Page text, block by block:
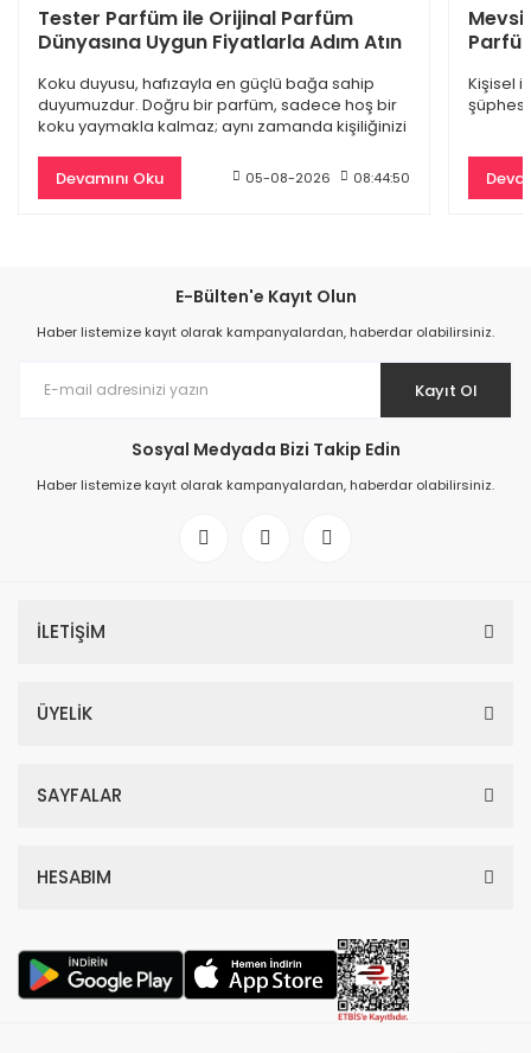
Dior Sauvage Edp Erkek Parfüm 100 Ml
9.500,00 TL
%61
Dior Hypnotic Poison Edp Kadın Parfüm 100 Ml
4.797,00 TL
Tester Parfüm ile Orijinal Parfüm
Dünyasına Uygun Fiyatlarla Adım Atın
Koku duyusu, hafızayla en güçlü bağa sahip
duyumuzdur. Doğru bir parfüm, sadece hoş bir
koku yaymakla kalmaz; aynı zamanda kişiliğinizi
Devamını Oku
05-08-2026 08:44:50
Kişisel
E-Bülten'e Kayıt Olun
Haber listemize kayıt olarak kampanyalardan, haberdar olabilirsiniz.
Kayıt Ol
Sosyal Medyada Bizi Takip Edin
Haber listemize kayıt olarak kampanyalardan, haberdar olabilirsiniz.
İLETİŞİM
ÜYELİK
SAYFALAR
HESABIM